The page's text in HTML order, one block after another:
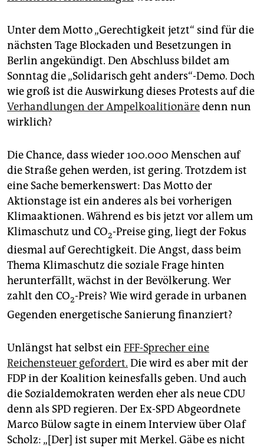
Unter dem Motto „Gerechtigkeit jetzt“ sind für die
nächsten Tage Blockaden und Besetzungen in
Berlin angekündigt. Den Abschluss bildet am
Sonntag die „Solidarisch geht anders“-Demo. Doch
wie groß ist die Auswirkung dieses Protests auf die
Verhandlungen der Ampelkoalitionäredenn nun
wirklich?
Die Chance, dass wieder 100.000 Menschen auf
die Straße gehen werden, ist gering. Trotzdem ist
eine Sache bemerkenswert: Das Motto der
Aktionstage ist ein anderes als bei vorherigen
Klimaaktionen. Während es bis jetzt vor allem um
Klimaschutz und CO2-Preise ging, liegt der Fokus
diesmal auf Gerechtigkeit. Die Angst, dass beim
Thema Klimaschutz die so­ziale Frage hinten
herunterfällt, wächst in der Bevölkerung. Wer
zahlt den CO2-Preis? Wie wird gerade in urbanen
Gegenden energetische Sanierung finanziert?
Unlängst hat selbst ein FFF-Sprecher eine
Reichensteuer gefordert. Die wird es aber mit der
FDP in der Koalition keinesfalls geben. Und auch
die Sozialdemokraten werden eher als neue CDU
denn als SPD regieren. Der Ex-SPD Abgeordnete
Marco Bülow sagte in einem Interview über Olaf
Scholz: „[Der] ist super mit Merkel. Gäbe es nicht